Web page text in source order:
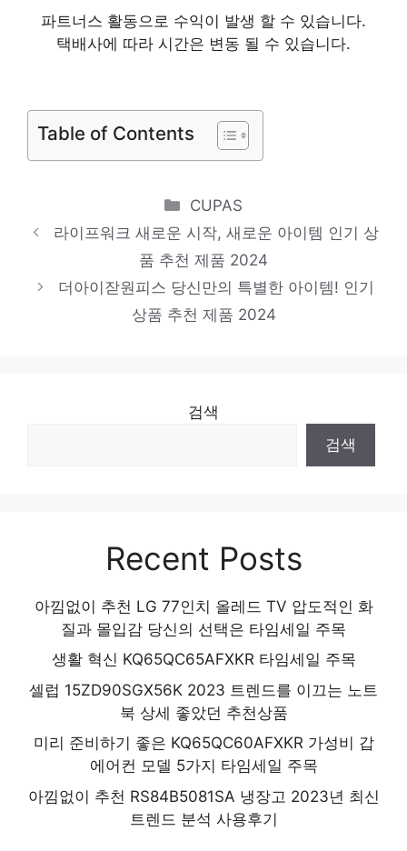
당신을 위한 세상에 하나뿐인 상품 인기 상품
추천 제품 2024
추천 제품 2024
로엠
품절임박! 지금 바로 찬스! 인기 상품 추천 제
품 2024
탑텐
센스있는 선물, 지금 만나보세요! 인기 상품
추천 제품 2024
파트너스 활동으로 수익이 발생 할 수 있습니다.
택배사에 따라 시간은 변동 될 수 있습니다.
Table of Contents
Categories
CUPAS
라이프워크 새로운 시작, 새로운 아이템 인기 상
품 추천 제품 2024
더아이잗원피스 당신만의 특별한 아이템! 인기
상품 추천 제품 2024
검색
검색
Recent Posts
아낌없이 추천 LG 77인치 올레드 TV 압도적인 화
질과 몰입감 당신의 선택은 타임세일 주목
생활 혁신 KQ65QC65AFXKR 타임세일 주목
셀럽 15ZD90SGX56K 2023 트렌드를 이끄는 노트
북 상세 좋았던 추천상품
미리 준비하기 좋은 KQ65QC60AFXKR 가성비 갑
에어컨 모델 5가지 타임세일 주목
아낌없이 추천 RS84B5081SA 냉장고 2023년 최신
트렌드 분석 사용후기